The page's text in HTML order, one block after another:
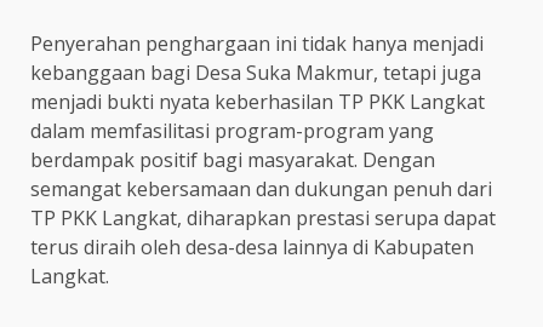
Penyerahan penghargaan ini tidak hanya menjadi
kebanggaan bagi Desa Suka Makmur, tetapi juga
menjadi bukti nyata keberhasilan TP PKK Langkat
dalam memfasilitasi program-program yang
berdampak positif bagi masyarakat. Dengan
semangat kebersamaan dan dukungan penuh dari
TP PKK Langkat, diharapkan prestasi serupa dapat
terus diraih oleh desa-desa lainnya di Kabupaten
Langkat.